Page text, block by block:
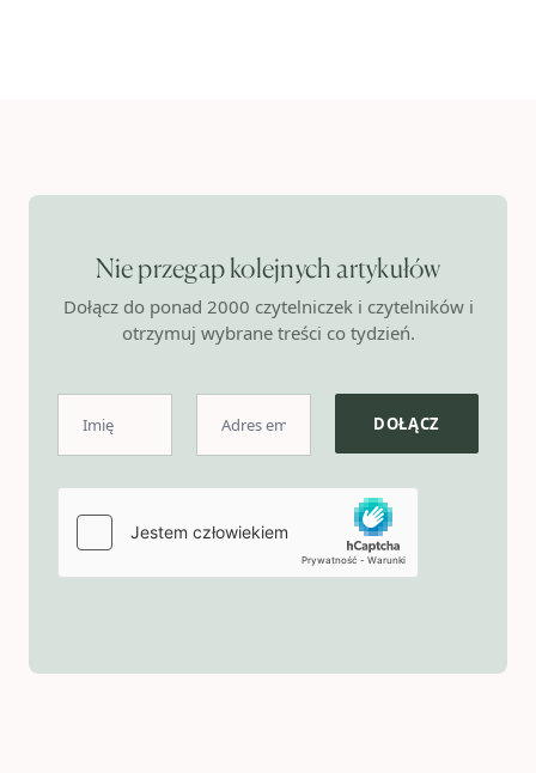
Nie przegap kolejnych artykułów
Dołącz do ponad 2000 czytelniczek i czytelników i
otrzymuj wybrane treści co tydzień.